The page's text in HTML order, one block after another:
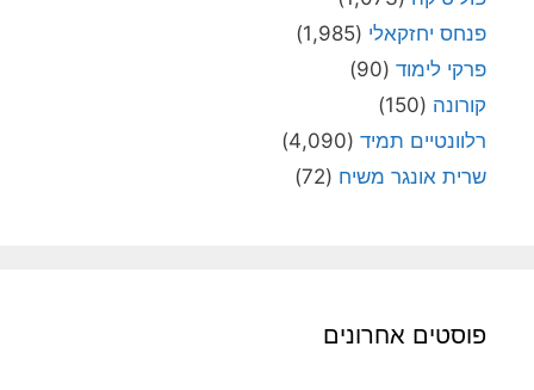
פנחס יחזקאלי (1,985)
פרקי לימוד (90)
קורונה (150)
רלוונטיים תמיד (4,090)
שרית אונגר משיח (72)
פוסטים אחרונים